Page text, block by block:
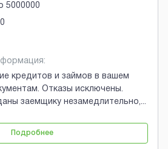
5000000
кредитов и займов в вашем
Отказы исключены.
заемщику незамедлительно,...
Подробнее